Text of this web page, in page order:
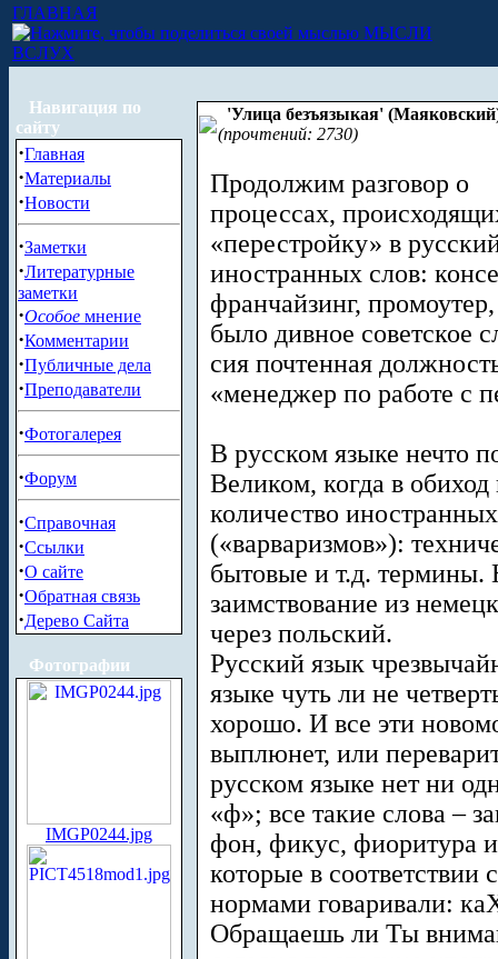
ГЛАВНАЯ
МЫСЛИ
ВСЛУХ
Навигация по
сайту
·Главная
·Материалы
·Новости
·Заметки
·Литературные
заметки
·Особое мнение
·Комментарии
·Публичные дела
·Преподаватели
·Фотогалерея
·Форум
·Справочная
·Ссылки
·О сайте
·Обратная связь
·Дерево Сайта
Фотографии
IMGP0244.jpg
'Улица безъязыкая'
(прочтений: 2730)
Продолжим разговор о
процессах,
«перестройку» в
иностранных слов:
франчайзинг,
было дивное советское
сия почтенная
«менеджер по работе с
В русском языке нечто
Великом, когда в обиход
количество
(«варваризмов»):
бытовые и т.д. термины.
заимствование из
через польский.
Русский язык
языке чуть ли не
хорошо. И все эти
выплюнет, или
русском языке нет ни
«ф»; все такие слова –
фон, фикус, фиоритура
которые в
нормами говаривали:
Обращаешь ли Ты